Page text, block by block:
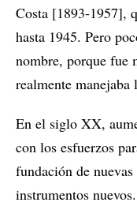
Costa [1893-1957],
hasta 1945. Pero
nombre, porque fue
realmente
En el siglo XX,
con los esfuerzos
fundación de
instrumentos